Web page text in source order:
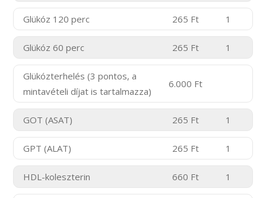
Glükóz 120 perc 265 Ft 1
Glükóz 60 perc 265 Ft 1
Glükózterhelés (3 pontos, a
mintavételi díjat is tartalmazza)
6.000 Ft
GOT (ASAT) 265 Ft 1
GPT (ALAT) 265 Ft 1
HDL-koleszterin 660 Ft 1